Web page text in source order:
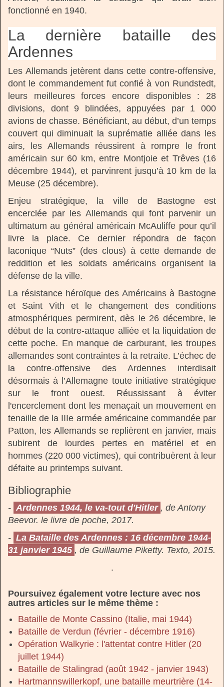
fonctionné en 1940.
La dernière bataille des
Ardennes
Les Allemands jetèrent dans cette contre-offensive,
dont le commandement fut confié à von Rundstedt,
leurs meilleures forces encore disponibles : 28
divisions, dont 9 blindées, appuyées par 1 000
avions de chasse. Bénéficiant, au début, d’un temps
couvert qui diminuait la suprématie alliée dans les
airs, les Allemands réussirent à rompre le front
américain sur 60 km, entre Montjoie et Trêves (16
décembre 1944), et parvinrent jusqu’à 10 km de la
Meuse (25 décembre).
Enjeu stratégique, la ville de Bastogne est
encerclée par les Allemands qui font parvenir un
ultimatum au général américain McAuliffe pour qu’il
livre la place. Ce dernier répondra de façon
laconique “Nuts” (des clous) à cette demande de
reddition et les soldats américains organisent la
défense de la ville.
La résistance héroïque des Américains à Bastogne
et Saint Vith et le changement des conditions
atmosphériques permirent, dès le 26 décembre, le
début de la contre-attaque alliée et la liquidation de
cette poche. En manque de carburant, les troupes
allemandes sont contraintes à la retraite. L’échec de
la contre-offensive des Ardennes interdisait
désormais à l’Allemagne toute initiative stratégique
sur le front ouest. Réussissant à éviter
l'encerclement dont les menaçait un mouvement en
tenaille de la IIIe armée américaine commandée par
Patton, les Allemands se replièrent en janvier, mais
subirent de lourdes pertes en matériel et en
hommes (220 000 victimes), qui contribuèrent à leur
défaite au printemps suivant.
Bibliographie
- Ardennes 1944, le va-tout d'Hitler , de Antony
Beevor. le livre de poche, 2017.
- La Bataille des Ardennes : 16 décembre 1944-
31 janvier 1945 , de Guillaume Piketty. Texto, 2015.
.
Poursuivez également votre lecture avec nos
autres articles sur le même thème :
Bataille de Monte Cassino (Italie, mai 1944)
Bataille de Verdun (février - décembre 1916)
Opération Walkyrie : l'attentat contre Hitler (20
juillet 1944)
Bataille de Stalingrad (août 1942 - janvier 1943)
Hartmannswillerkopf, une bataille meurtrière (14-